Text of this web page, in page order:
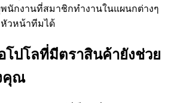
พนักงานที่สมาชิกทำงานในแผนกต่างๆ
วหน้าทีมได้
โปโลที่มีตราสินค้ายังช่วย
คุณ